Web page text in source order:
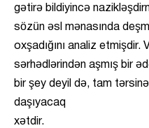
gətirə bildiyincə
sözün əsl mənasında
oxşadığını analiz etmişdir.
sərhədlərindən aşmış bir
bir şey deyil də, tam
daşıyacaq